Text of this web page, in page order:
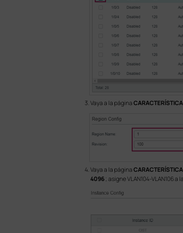
Vaya a la página
Vaya a la página
4096; asigne VLAN104-VLAN106